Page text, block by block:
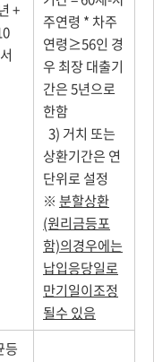
+
주연령 * 차주
연령≥56인 경
우 최장 대출기
간은 5년으로
한함
3) 거치 또는
상환기간은 연
단위로 설정
※ 분할상환
(원리금등포
함)의경우에는
납입응당일로
만기일이조정
될수 있음
등